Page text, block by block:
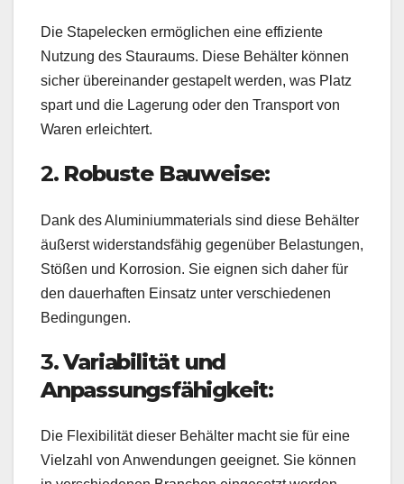
Die Stapelecken ermöglichen eine effiziente
Nutzung des Stauraums. Diese Behälter können
sicher übereinander gestapelt werden, was Platz
spart und die Lagerung oder den Transport von
Waren erleichtert.
2. Robuste Bauweise:
Dank des Aluminiummaterials sind diese Behälter
äußerst widerstandsfähig gegenüber Belastungen,
Stößen und Korrosion. Sie eignen sich daher für
den dauerhaften Einsatz unter verschiedenen
Bedingungen.
3.Variabilität und
Anpassungsfähigkeit:
Die Flexibilität dieser Behälter macht sie für eine
Vielzahl von Anwendungen geeignet. Sie können